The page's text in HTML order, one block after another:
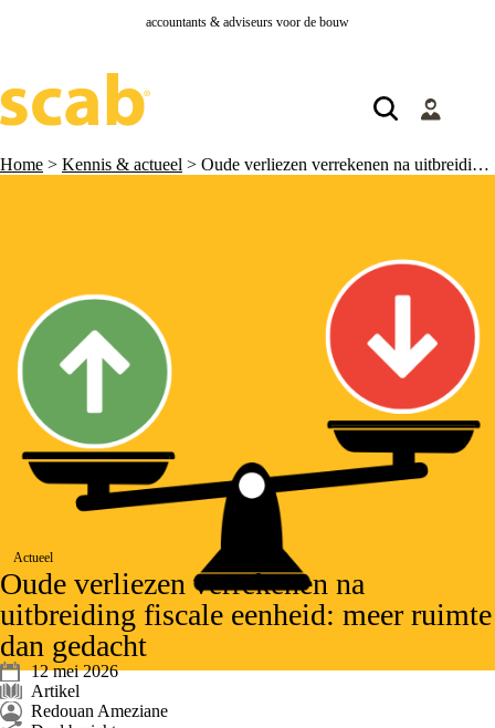
accountants & adviseurs voor de bouw
Home > Kennis & actueel > Oude verliezen verrekenen na uitbreiding fiscale eenheid: meer ruimte dan gedacht
Actueel
Oude verliezen verrekenen na
uitbreiding fiscale eenheid: meer ruimte
dan gedacht
12 mei 2026
Artikel
Redouan Ameziane